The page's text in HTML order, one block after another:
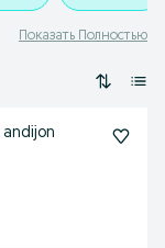
Показать Полностью